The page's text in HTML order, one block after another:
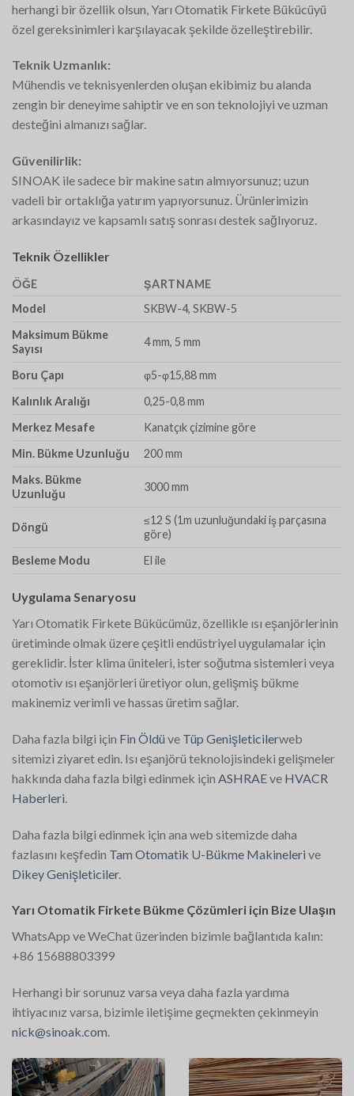
herhangi bir özellik olsun, Yarı Otomatik Firkete Bükücüyü
özel gereksinimleri karşılayacak şekilde özelleştirebilir.
Teknik Uzmanlık:
Mühendis ve teknisyenlerden oluşan ekibimiz bu alanda
zengin bir deneyime sahiptir ve en son teknolojiyi ve uzman
desteğini almanızı sağlar.
Güvenilirlik:
SINOAK ile sadece bir makine satın almıyorsunuz; uzun
vadeli bir ortaklığa yatırım yapıyorsunuz. Ürünlerimizin
arkasındayız ve kapsamlı satış sonrası destek sağlıyoruz.
Teknik Özellikler
ÖĞE
ŞARTNAME
Model
SKBW-4, SKBW-5
Maksimum Bükme
Sayısı
4 mm, 5 mm
Boru Çapı
φ5-φ15,88 mm
Kalınlık Aralığı
0,25-0,8 mm
Merkez Mesafe
Kanatçık çizimine göre
Min. Bükme Uzunluğu
200 mm
Maks. Bükme
Uzunluğu
3000 mm
Döngü
≤12 S (1m uzunluğundaki iş parçasına
göre)
Besleme Modu
El ile
Uygulama Senaryosu
Yarı Otomatik Firkete Bükücümüz, özellikle ısı eşanjörlerinin
üretiminde olmak üzere çeşitli endüstriyel uygulamalar için
gereklidir. İster klima üniteleri, ister soğutma sistemleri veya
otomotiv ısı eşanjörleri üretiyor olun, gelişmiş bükme
makinemiz verimli ve hassas üretim sağlar.
Daha fazla bilgi için Fin Öldü ve Tüp Genişleticilerweb
sitemizi ziyaret edin. Isı eşanjörü teknolojisindeki gelişmeler
hakkında daha fazla bilgi edinmek için ASHRAEve HVACR
Haberleri.
Daha fazla bilgi edinmek için ana web sitemizde daha
fazlasını keşfedin Tam Otomatik U-Bükme Makineleri ve
Dikey Genişleticiler.
Yarı Otomatik Firkete Bükme Çözümleri için Bize Ulaşın
WhatsApp ve WeChat üzerinden bizimle bağlantıda kalın:
+86 15688803399
Herhangi bir sorunuz varsa veya daha fazla yardıma
ihtiyacınız varsa, bizimle iletişime geçmekten çekinmeyin
nick@sinoak.com.